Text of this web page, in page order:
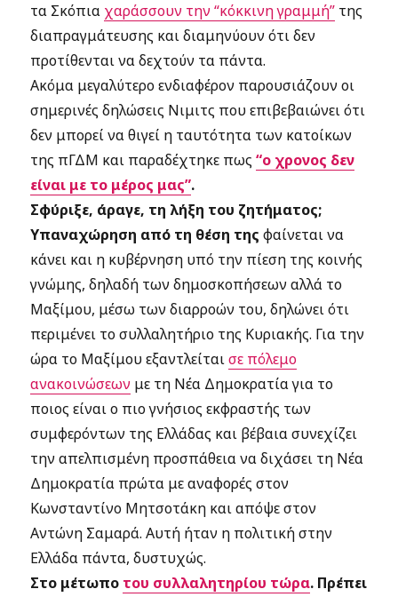
τα Σκόπια χαράσσουν την “κόκκινη γραμμή” της
διαπραγμάτευσης και διαμηνύουν ότι δεν
προτίθενται να δεχτούν τα πάντα.
Ακόμα μεγαλύτερο ενδιαφέρον παρουσιάζουν οι
σημερινές δηλώσεις Νιμιτς που επιβεβαιώνει ότι
δεν μπορεί να θιγεί η ταυτότητα των κατοίκων
της πΓΔΜ και παραδέχτηκε πως“ο χρονος δεν
είναι με το μέρος μας”.
Σφύριξε, άραγε, τη λήξη του ζητήματος;
Υπαναχώρηση από τη θέση της φαίνεται να
κάνει και η κυβέρνηση υπό την πίεση της κοινής
γνώμης, δηλαδή των δημοσκοπήσεων αλλά το
Μαξίμου, μέσω των διαρροών του, δηλώνει ότι
περιμένει το συλλαλητήριο της Κυριακής. Για την
ώρα το Μαξίμου εξαντλείταισε πόλεμο
ανακοινώσεων με τη Νέα Δημοκρατία για το
ποιος είναι ο πιο γνήσιος εκφραστής των
συμφερόντων της Ελλάδας και βέβαια συνεχίζει
την απελπισμένη προσπάθεια να διχάσει τη Νέα
Δημοκρατία πρώτα με αναφορές στον
Κωνσταντίνο Μητσοτάκη και απόψε στον
Αντώνη Σαμαρά. Αυτή ήταν η πολιτική στην
Ελλάδα πάντα, δυστυχώς.
Στο μέτωπο του συλλαλητηρίου τώρα. Πρέπει